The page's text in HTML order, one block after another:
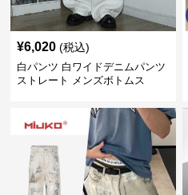
¥6,020 (税込)
白パンツ 白ワイドデニムパンツ
ストレート メンズボトムス